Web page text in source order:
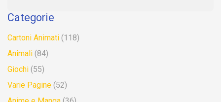
Categorie
Cartoni Animati (118)
Animali (84)
Giochi (55)
Varie Pagine (52)